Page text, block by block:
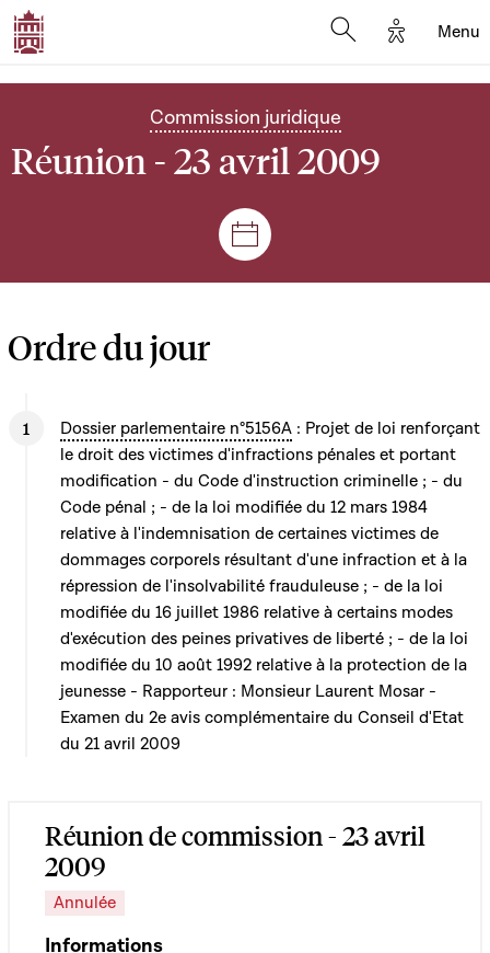
Options
Menu
Commission juridique
Réunion - 23 avril 2009
Séances et réunions
Ordre du jour
Dossier parlementaire n°5156A : Projet de loi renforçant
le droit des victimes d'infractions pénales et portant
modification - du Code d'instruction criminelle ; - du
Code pénal ; - de la loi modifiée du 12 mars 1984
relative à l'indemnisation de certaines victimes de
dommages corporels résultant d'une infraction et à la
répression de l'insolvabilité frauduleuse ; - de la loi
modifiée du 16 juillet 1986 relative à certains modes
d'exécution des peines privatives de liberté ; - de la loi
modifiée du 10 août 1992 relative à la protection de la
jeunesse - Rapporteur : Monsieur Laurent Mosar -
Examen du 2e avis complémentaire du Conseil d'Etat
du 21 avril 2009
Réunion de commission - 23 avril
2009
Annulée
Informations